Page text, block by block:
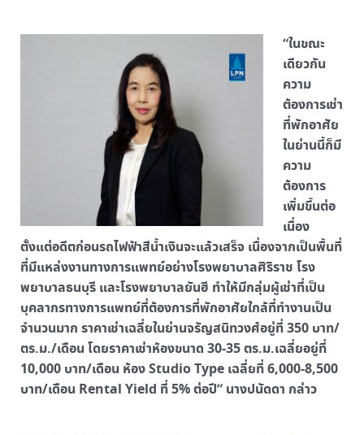
“ในขณะ
เดียวกัน
ความ
ต้องการเช่า
ที่พักอาศัย
ในย่านนี้ก็มี
ความ
ต้องการ
เพิ่มขึ้นต่อ
เนื่อง
ตั้งแต่อดีตก่อนรถไฟฟ้าสีน้ำเงินจะแล้วเสร็จ เนื่องจากเป็นพื้นที่
ที่มีแหล่งงานทางการแพทย์อย่างโรงพยาบาลศิริราช โรง
พยาบาลธนบุรี และโรงพยาบาลยันฮี ทำให้มีกลุ่มผู้เช่าที่เป็น
บุคลากรทางการแพทย์ที่ต้องการที่พักอาศัยใกล้ที่ทำงานเป็น
จำนวนมาก ราคาเช่าเฉลี่ยในย่านจรัญสนิทวงศ์อยู่ที่ 350 บาท/
ตร.ม./เดือน โดยราคาเช่าห้องขนาด 30-35 ตร.ม.เฉลี่ยอยู่ที่
10,000 บาท/เดือน ห้อง Studio Type เฉลี่ยที่ 6,000-8,500
บาท/เดือน Rental Yield ที่ 5% ต่อปี” นางปนัดดา กล่าว